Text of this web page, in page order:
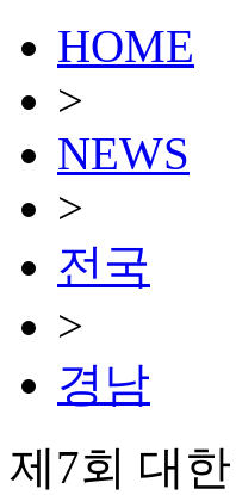
HOME
>
NEWS
>
전국
>
경남
제7회 대